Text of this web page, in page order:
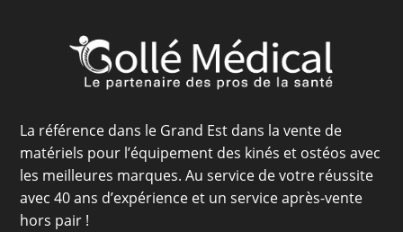
La référence dans le Grand Est dans la vente de
matériels pour l’équipement des kinés et ostéos avec
les meilleures marques. Au service de votre réussite
avec 40 ans d’expérience et un service après-vente
hors pair !